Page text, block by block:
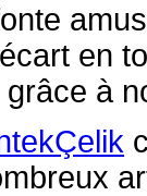
en
grâce à